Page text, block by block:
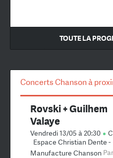
TOUTE LA
Concerts Chanson à
Rovski + Guilhem
Valaye
Vendredi 13/05 à 20:30
Espace Christian Dente -
Manufacture Chanson